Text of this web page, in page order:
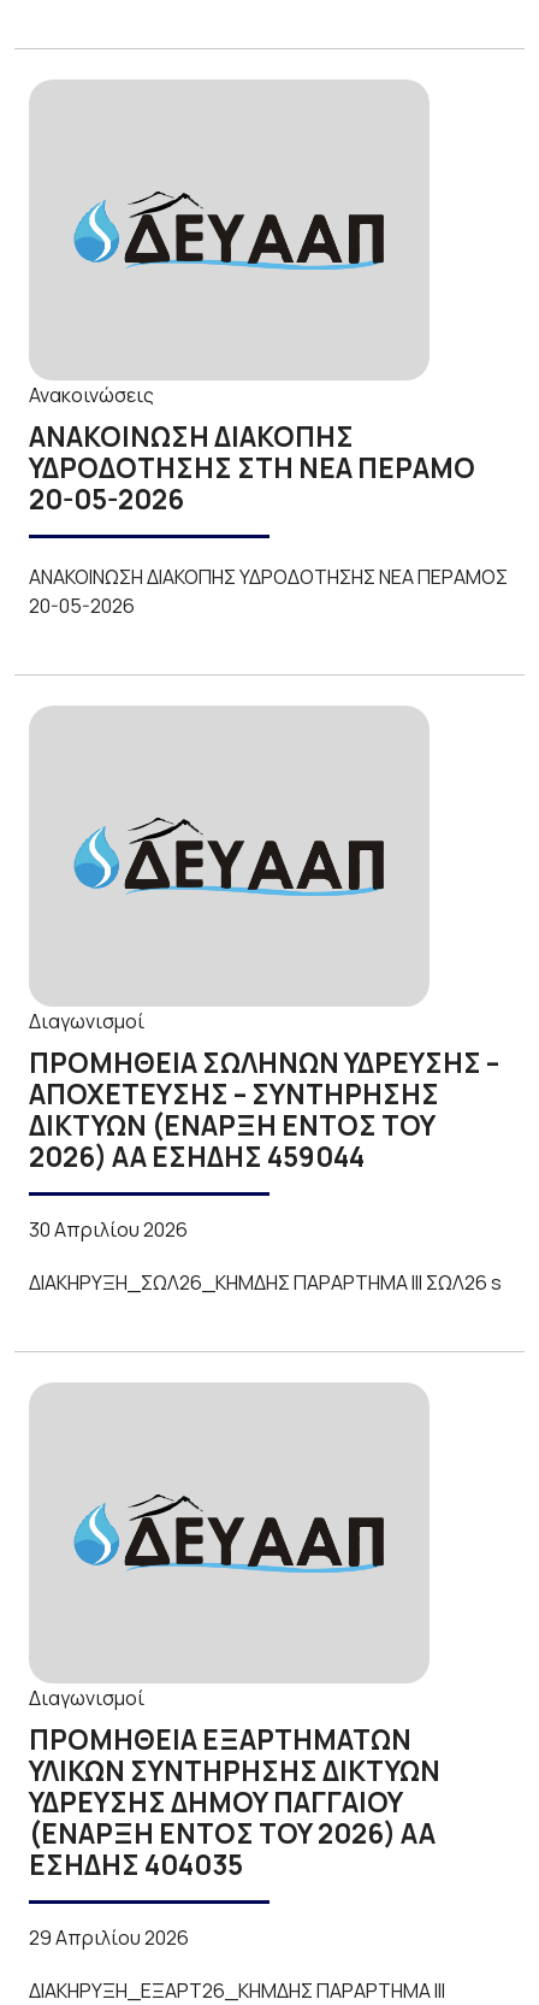
Ανακοινώσεις
ΑΝΑΚΟΙΝΩΣΗ ΔΙΑΚΟΠΗΣ
ΥΔΡΟΔΟΤΗΣΗΣ ΣΤΗ ΝΕΑ ΠΕΡΑΜΟ
20-05-2026
ΑΝΑΚΟΙΝΩΣΗ ΔΙΑΚΟΠΗΣ ΥΔΡΟΔΟΤΗΣΗΣ ΝΕΑ ΠΕΡΑΜΟΣ
20-05-2026
Διαγωνισμοί
ΠΡΟΜΗΘΕΙΑ ΣΩΛΗΝΩΝ ΥΔΡΕΥΣΗΣ –
ΑΠΟΧΕΤΕΥΣΗΣ – ΣΥΝΤΗΡΗΣΗΣ
ΔΙΚΤΥΩΝ (ΕΝΑΡΞΗ ΕΝΤΟΣ ΤΟΥ
2026) ΑΑ ΕΣΗΔΗΣ 459044
30 Απριλίου 2026
ΔΙΑΚΗΡΥΞΗ_ΣΩΛ26_ΚΗΜΔΗΣ ΠΑΡΑΡΤΗΜΑ ΙΙΙ ΣΩΛ26 s
Διαγωνισμοί
ΠΡΟΜΗΘΕΙΑ ΕΞΑΡΤΗΜΑΤΩΝ
ΥΛΙΚΩΝ ΣΥΝΤΗΡΗΣΗΣ ΔΙΚΤΥΩΝ
ΥΔΡΕΥΣΗΣ ΔΗΜΟΥ ΠΑΓΓΑΙΟΥ
(ΕΝΑΡΞΗ ΕΝΤΟΣ ΤΟΥ 2026) ΑΑ
ΕΣΗΔΗΣ 404035
29 Απριλίου 2026
ΔΙΑΚΗΡΥΞΗ_ΕΞΑΡΤ26_ΚΗΜΔΗΣ ΠΑΡΑΡΤΗΜΑ ΙΙΙ